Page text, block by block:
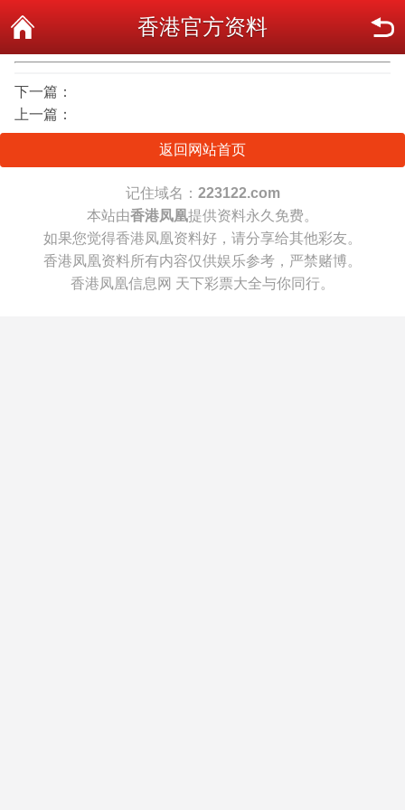
香港官方资料
下一篇：
上一篇：
返回网站首页
记住域名： 223122.com
本站由香港凤凰提供资料永久免费。
如果您觉得香港凤凰资料好，请分享给其他彩友。
香港凤凰资料所有内容仅供娱乐参考，严禁赌博。
香港凤凰信息网 天下彩票大全与你同行。